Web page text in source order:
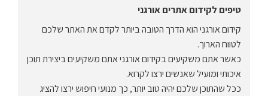
טיפים לקידום אתרים אורגני
קידום אורגני הוא הדרך הטובה ביותר לקדם את האתר שלכם
לטווח הארוך.
כאשר אתם משקיעים בקידום אורגני אתם משקיעים ביצירת תוכן
איכותי ומועיל שאנשים ירצו לקרוא.
ככל שהתוכן שלכם יהיה טוב יותר, כך מנועי חיפוש ירצו להציג